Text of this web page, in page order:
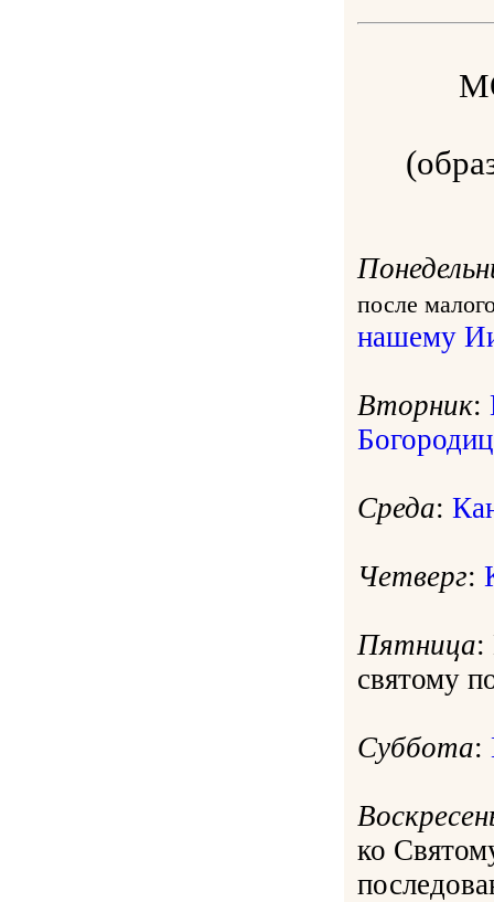
после
нашему
Вторник:
Среда:
Четверг:
Пятница:
святому
Суббота:
ко